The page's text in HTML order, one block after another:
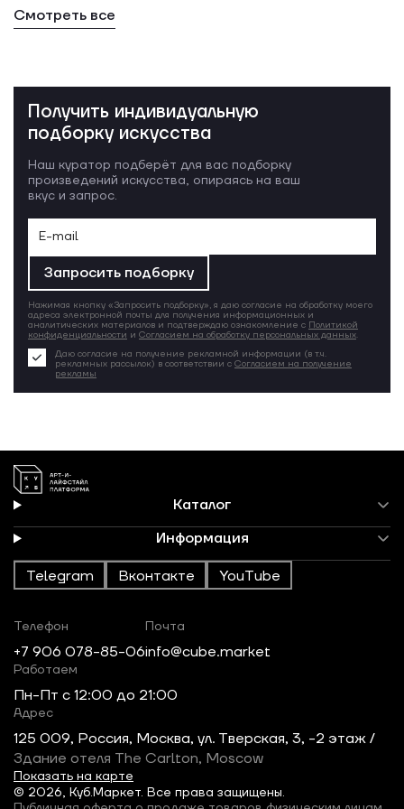
Смотреть все
Получить индивидуальную
подборку искусства
Наш куратор подберёт для вас подборку
произведений искусства, опираясь на ваш
вкус и запрос.
Запросить подборку
Нажимая кнопку «Запросить подборку», я даю согласие на обработку моего
адреса электронной почты для получения информационных и
аналитических материалов и подтверждаю ознакомление с Политикой
конфиденциальности и Согласием на обработку персональных данных.
Даю согласие на получение рекламной информации (в т.ч.
рекламных рассылок) в соответствии с Согласием на получение
рекламы
Каталог
Информация
Telegram Вконтакте YouTube
© 2026, Куб.Маркет. Все права защищены.
Телефон
+7 906 078-85-06
Почта
info@cube.market
Работаем
Пн-Пт c 12:00 до 21:00
Адрес
125 009, Россия, Москва, ул. Тверская, 3, -2 этаж /
Здание отеля The Carlton, Moscow
Показать на карте